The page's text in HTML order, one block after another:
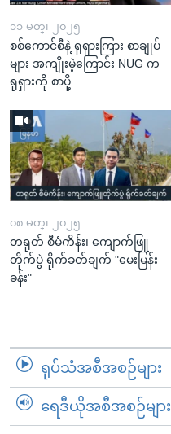
၁၁ မတ္၊ ၂၀၂၅
စစ်ကောင်စီနဲ့ ရုရှားကြား စာချုပ်
များ အကျိုးမဲ့ကြောင်း NUG က
ရုရှားကို စာပို့
၀၈ မတ္၊ ၂၀၂၅
တရုတ် စီမံကိန်း၊ ကျောက်ဖြူ
တိုက်ပွဲ ရိုက်ခတ်ချက် "မေးမြန်း
ခန်း"
ရုပ်သံအစီအစဉ်များ
ရေဒီယိုအစီအစဉ်များ